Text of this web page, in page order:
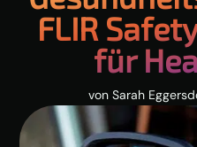
FLIR
für
von Sarah